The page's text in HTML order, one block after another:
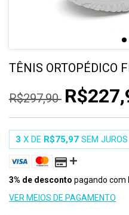
TÊNIS ORTOPÉDICO
R$297,90
3 X DE R$75,97 SEM JUROS
3% de desconto pagando com
VER MEIOS DE PAGAMENTO